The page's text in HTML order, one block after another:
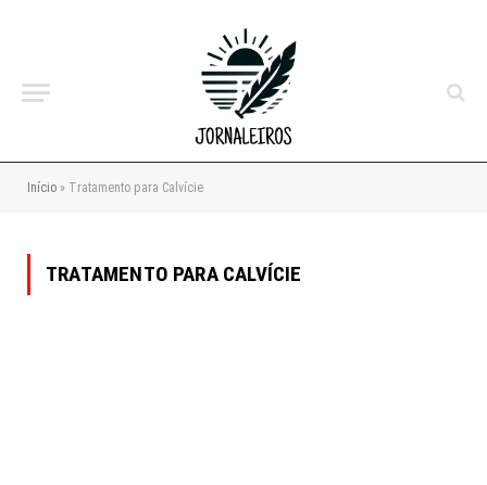
Início » Tratamento para Calvície
TRATAMENTO PARA CALVÍCIE